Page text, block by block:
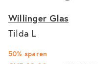
Willinger Glas
Tilda L
50% sparen